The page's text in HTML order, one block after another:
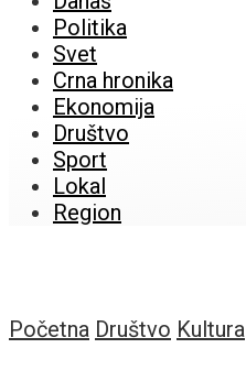
Politika
Svet
Crna hronika
Ekonomija
Društvo
Sport
Lokal
Region
Početna Društvo Kultura